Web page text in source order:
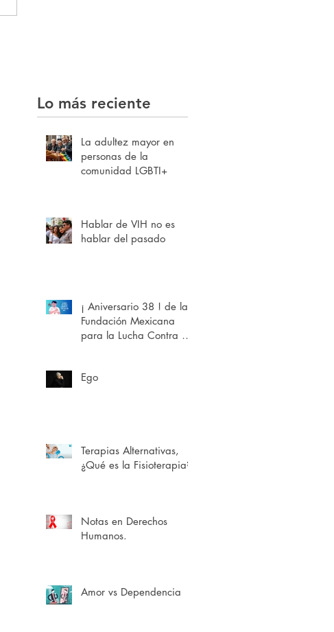
Lo más reciente
La adultez mayor en
personas de la
comunidad LGBTI+
Hablar de VIH no es
hablar del pasado
¡ Aniversario 38 ! de la
Fundación Mexicana
para la Lucha Contra el
Ego
Terapias Alternativas,
¿Qué es la Fisioterapia?
Notas en Derechos
Humanos.
Amor vs Dependencia